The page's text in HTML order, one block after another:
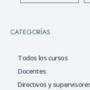
CATEGORÍAS
Todos los cursos
Docentes
Directivos y